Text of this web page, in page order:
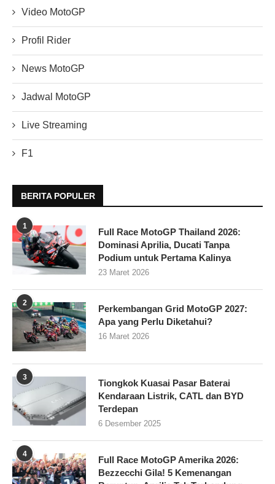
Video MotoGP
Profil Rider
News MotoGP
Jadwal MotoGP
Live Streaming
F1
BERITA POPULER
1
Full Race MotoGP Thailand 2026:
Dominasi Aprilia, Ducati Tanpa
Podium untuk Pertama Kalinya
23 Maret 2026
2
Perkembangan Grid MotoGP 2027:
Apa yang Perlu Diketahui?
16 Maret 2026
3
Tiongkok Kuasai Pasar Baterai
Kendaraan Listrik, CATL dan BYD
Terdepan
6 Desember 2025
4
Full Race MotoGP Amerika 2026:
Bezzecchi Gila! 5 Kemenangan